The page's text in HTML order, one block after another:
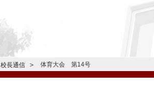
校長通信 体育大会 第14号